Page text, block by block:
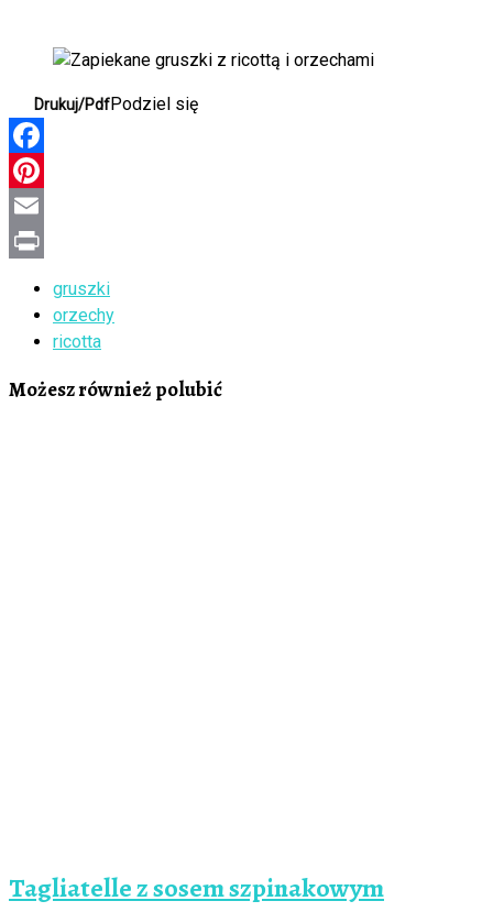
Drukuj/PdfPodziel się
Facebook
Pinterest
Email
gruszki
orzechy
ricotta
Możesz również polubić
Tagliatelle z sosem szpinakowym